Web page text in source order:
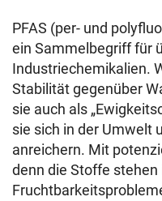
PFAS (per- und
ein Sammelbegriff für
Industriechemikalien.
Stabilität gegenüber
sie auch als
sie sich in der Umwelt
anreichern. Mit
denn die Stoffe stehen